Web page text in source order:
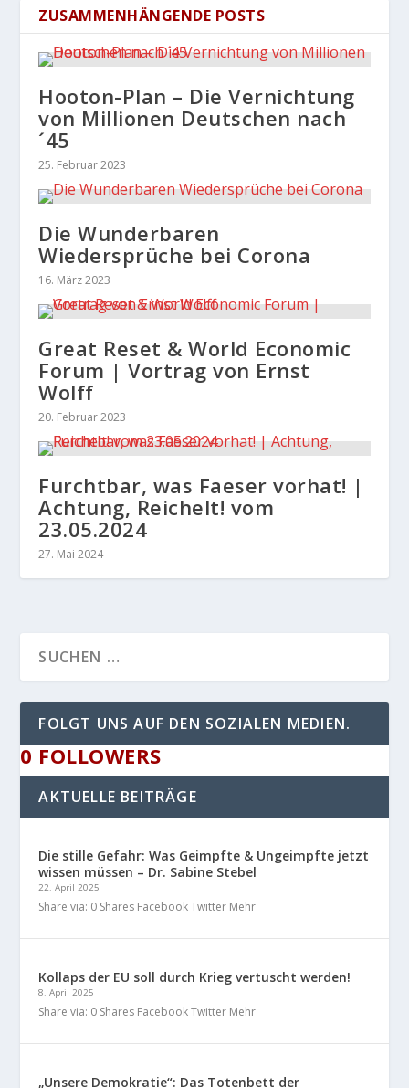
ZUSAMMENHÄNGENDE POSTS
Hooton-Plan – Die Vernichtung
von Millionen Deutschen nach
´45
25. Februar 2023
Die Wunderbaren
Wiedersprüche bei Corona
16. März 2023
Great Reset & World Economic
Forum | Vortrag von Ernst
Wolff
20. Februar 2023
Furchtbar, was Faeser vorhat! |
Achtung, Reichelt! vom
23.05.2024
27. Mai 2024
FOLGT UNS AUF DEN SOZIALEN MEDIEN.
0 FOLLOWERS
AKTUELLE BEITRÄGE
Die stille Gefahr: Was Geimpfte & Ungeimpfte jetzt
wissen müssen – Dr. Sabine Stebel
22. April 2025
Share via: 0 Shares Facebook Twitter Mehr
Kollaps der EU soll durch Krieg vertuscht werden!
8. April 2025
Share via: 0 Shares Facebook Twitter Mehr
„Unsere Demokratie“: Das Totenbett der